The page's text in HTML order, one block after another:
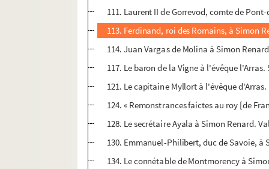
111. Laurent II de Gorrevod, comte de
113. Ferdinand, roi des Romains, à Simon
114. Juan Vargas de Molina à Simon
117. Le baron de la Vigne à l'évêque
121. Le capitaine Myllort à l'évêque
124. « Remonstrances faictes au roy [de
128. Le secrétaire Ayala à Simon Renard.
130. Emmanuel-Philibert, duc de Savoie, à
134. Le connétable de Montmorency à